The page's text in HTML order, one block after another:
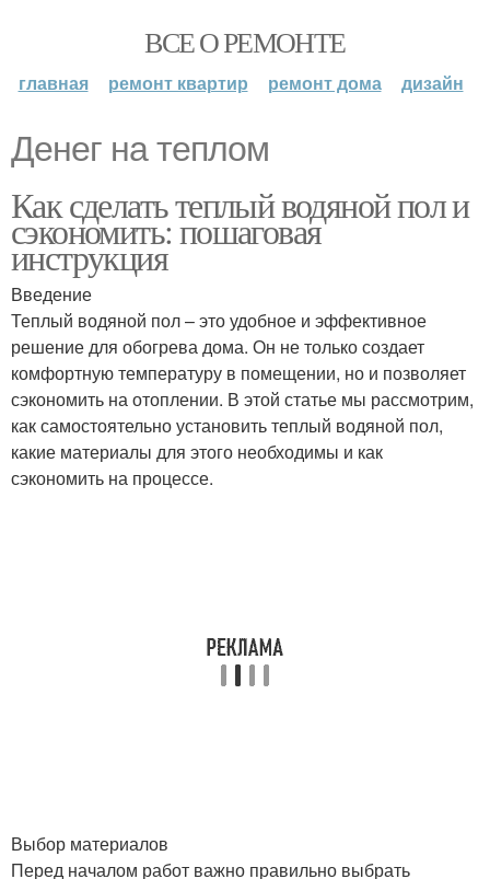
ВСЕ О РЕМОНТЕ
главная ремонт квартир ремонт дома дизайн
Денег на теплом
Как сделать теплый водяной пол и
сэкономить: пошаговая
инструкция
Введение
Теплый водяной пол – это удобное и эффективное
решение для обогрева дома. Он не только создает
комфортную температуру в помещении, но и позволяет
сэкономить на отоплении. В этой статье мы рассмотрим,
как самостоятельно установить теплый водяной пол,
какие материалы для этого необходимы и как
сэкономить на процессе.
Выбор материалов
Перед началом работ важно правильно выбрать